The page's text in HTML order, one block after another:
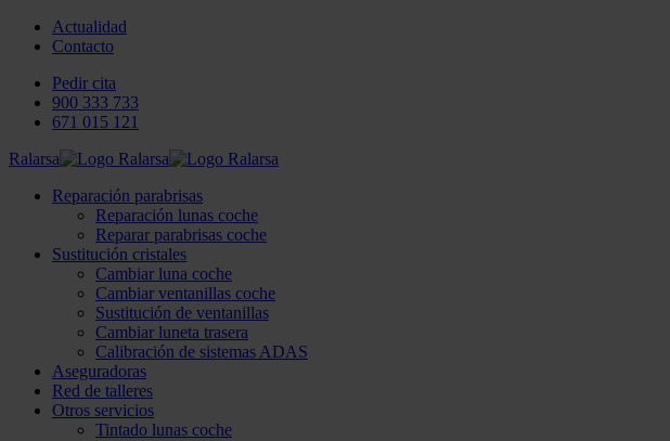
Actualidad
Contacto
Pedir cita
900 333 733
671 015 121
Ralarsa
Reparación parabrisas
Reparación lunas coche
Reparar parabrisas coche
Sustitución cristales
Cambiar luna coche
Cambiar ventanillas coche
Sustitución de ventanillas
Cambiar luneta trasera
Calibración de sistemas ADAS
Aseguradoras
Red de talleres
Otros servicios
Tintado lunas coche